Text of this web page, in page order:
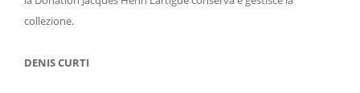
collezione.
DENIS CURTI